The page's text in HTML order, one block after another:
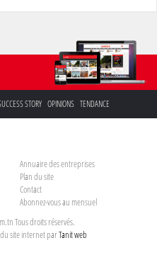
STORY OPINIONS TENDANCE
Annuaire des entreprises
Plan du site
Contact
Abonnez-vous au mensuel
Tous droits réservés.
site internet parTanit web